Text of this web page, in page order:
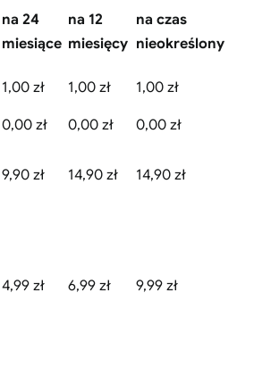
na 24
miesiące
na 12
miesięcy
na czas
nieokreślony
1,00 zł 1,00 zł
1,00 zł
0,00 zł 0,00 zł 0,00 zł
9,90 zł 14,90 zł 14,90 zł
4,99 zł 6,99 zł 9,99 zł